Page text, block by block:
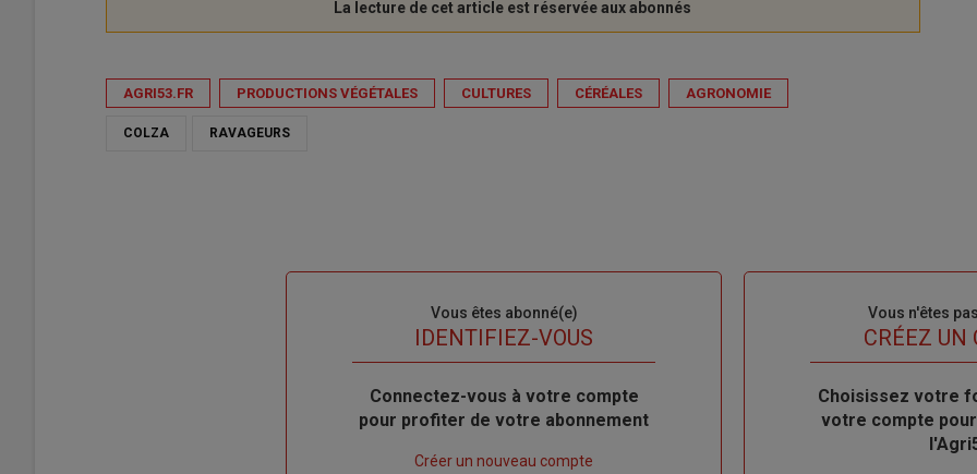
AGRI53.FR PRODUCTIONS VÉGÉTALES CULTURES CÉRÉALES AGRONOMIE
COLZA RAVAGEURS
Vous êtes abonné(e)
IDENTIFIEZ-VOUS
Body
Connectez-vous à votre compte
pour profiter de votre abonnement
Créer un nouveau compte
Vous n'êtes
TITRECRÉEZ UN
Body
Choisissez votre
votre compte